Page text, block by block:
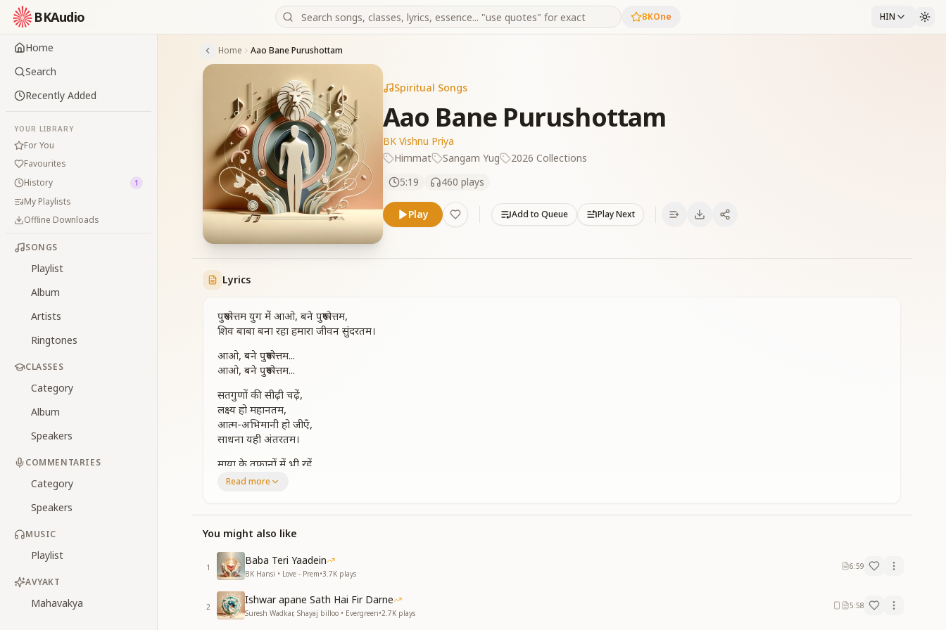
BKAudio BKOne HIN
Home
Search
Recently Added
YOUR LIBRARY
For You
Favourites
History
1
My Playlists
Offline Downloads
SONGS
Playlist
Album
Artists
Ringtones
CLASSES
Category
Album
Speakers
COMMENTARIES
Category
Speakers
MUSIC
Playlist
AVYAKT
Mahavakya
Home Aao Bane Purushottam
Spiritual Songs
Aao Bane Purushottam
BK Vishnu Priya
Himmat
Sangam Yug
2026 Collections
5:19
460 plays
Play Add to Queue Play Next
Lyrics
पुरूषोत्तम युग में आओ, बने पुरूषोत्तम,
शिव बाबा बना रहा हमारा जीवन सुंदरतम।
आओ, बने पुरूषोत्तम...
आओ, बने पुरूषोत्तम...
सतगुणों की सीढ़ी चढ़ें,
लक्ष्य हो महानतम,
आत्म-अभिमानी हो जीएँ,
साधना यही अंतरतम।
माया के तूफानों में भी रहें,
साहस प्रबलतम,
मन की गहराइयों में उतरें,
संकल्प हों साफ़-सुथरे,
शुचिता अधिकतम।
आओ, बने पुरूषोत्तम...
आओ, बने पुरूषोत्तम...
Read more
You might also like
1
Baba Teri Yaadein
BK Hansi • Love - Prem•3.7K plays
6:59
2
Ishwar apane Sath Hai Fir Darne
Suresh Wadkar, Shayaj billoo • Evergreen•2.7K plays
5:58